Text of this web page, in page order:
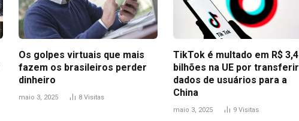
Os golpes virtuais que mais
fazem os brasileiros perder
dinheiro
maio 3, 2025 8 Visitas
TikTok é multado em R$ 3,4
bilhões na UE por transferir
dados de usuários para a
China
maio 3, 2025 9 Visitas